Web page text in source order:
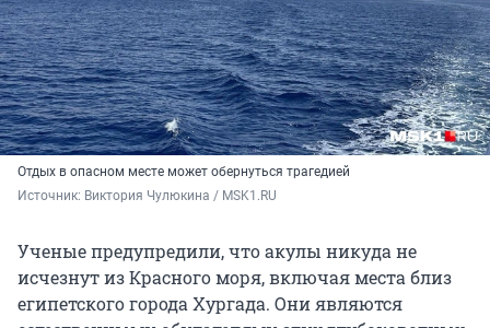
Отдых в опасном месте может обернуться трагедией
Источник: Виктория Чулюкина / MSK1.RU
Ученые предупредили, что акулы никуда не
исчезнут из Красного моря, включая места близ
египетского города Хургада. Они являются